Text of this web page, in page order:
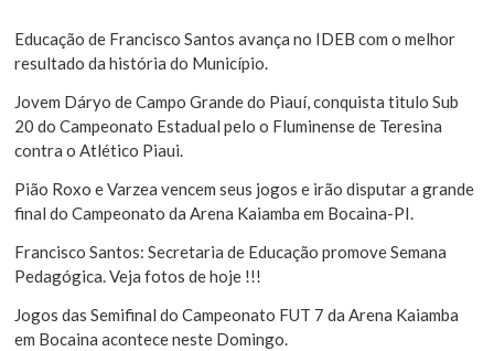
s
t
a
Educação de Francisco Santos avança no IDEB com o melhor
resultado da história do Município.
Jovem Dáryo de Campo Grande do Piauí, conquista titulo Sub
20 do Campeonato Estadual pelo o Fluminense de Teresina
contra o Atlético Piaui.
Pião Roxo e Varzea vencem seus jogos e irão disputar a grande
final do Campeonato da Arena Kaiamba em Bocaina-PI.
Francisco Santos: Secretaria de Educação promove Semana
Pedagógica. Veja fotos de hoje !!!
Jogos das Semifinal do Campeonato FUT 7 da Arena Kaiamba
em Bocaina acontece neste Domingo.